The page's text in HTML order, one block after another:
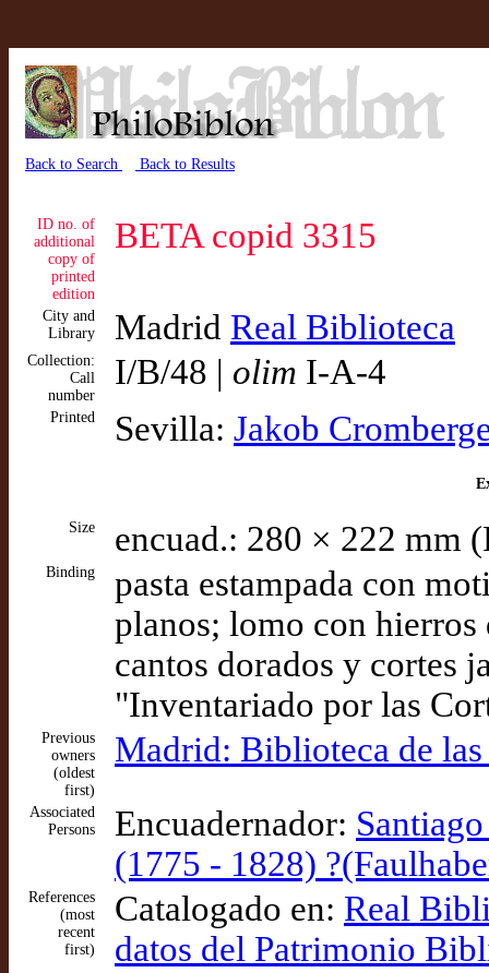
Back to Search Back to Results
ID no. of
additional
copy of
printed
edition
BETA copid 3315
City and
Library
Madrid Real Biblioteca
Collection:
Call
number
I/B/48 | olim I-A-4
Printed Sevilla: Jakob
Size encuad.: 280 × 222 mm
Binding
pasta estampada con
planos; lomo con
cantos dorados y cortes
"Inventariado por las
Previous
owners
(oldest
first)
Madrid: Biblioteca de las
Associated
Persons
Encuadernador:
(1775 - 1828)
References
(most
recent
first)
Catalogado en: Real
datos del Patrimonio